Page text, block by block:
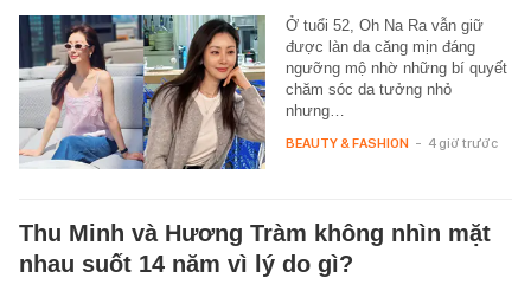
Ở tuổi 52, Oh Na Ra vẫn giữ
được làn da căng mịn đáng
ngưỡng mộ nhờ những bí quyết
chăm sóc da tưởng nhỏ
nhưng…
BEAUTY & FASHION - 4 giờ trước
Thu Minh và Hương Tràm không nhìn mặt
nhau suốt 14 năm vì lý do gì?